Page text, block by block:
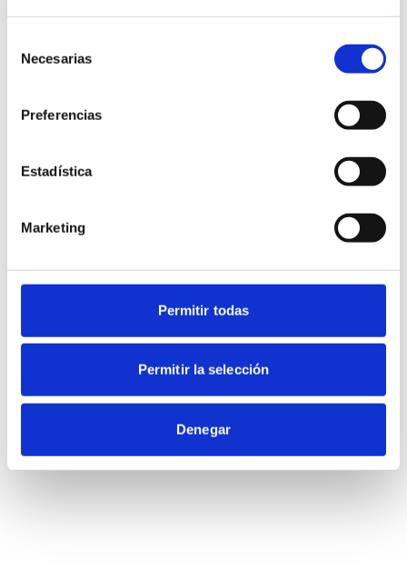
Necesarias
Preferencias
Estadística
Marketing
Permitir todas
Permitir la selección
Denegar